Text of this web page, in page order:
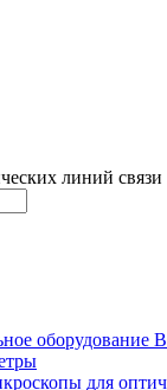
линий связи
оборудование
для